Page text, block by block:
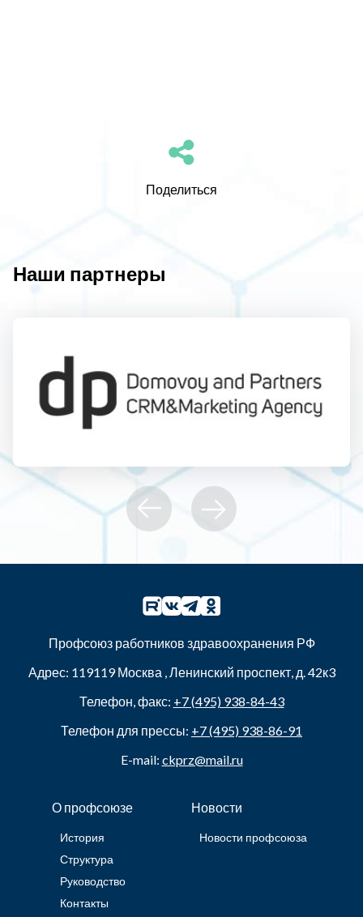
Поделиться
Наши партнеры
Профсоюз работников здравоохранения РФ
Адрес: 119119Москва ,Ленинский проспект, д. 42к3
Телефон, факс: +7 (495) 938-84-43
Телефон для прессы: +7 (495) 938-86-91
E-mail: ckprz@mail.ru
О профсоюзе
История
Структура
Руководство
Контакты
Новости
Новости профсоюза